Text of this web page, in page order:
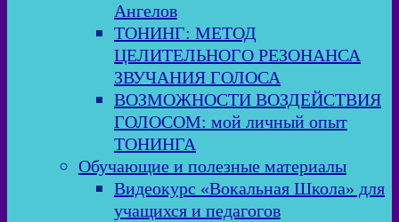
Ангелов
ТОНИНГ: МЕТОД
ЦЕЛИТЕЛЬНОГО РЕЗОНАНСА
ЗВУЧАНИЯ ГОЛОСА
ВОЗМОЖНОСТИ ВОЗДЕЙСТВИЯ
ГОЛОСОМ: мой личный опыт
ТОНИНГА
Обучающие и полезные материалы
Видеокурс «Вокальная Школа» для
учащихся и педагогов